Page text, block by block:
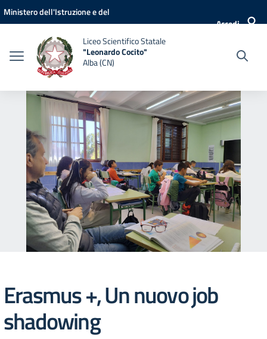
Vai ai contenuti
Vai al menu di navigazione
Vai al footer
Ministero dell'Istruzione e del
Accedi
Liceo Scientifico Statale
"Leonardo Cocito"
Alba (CN)
Erasmus +, Un nuovo job
shadowing